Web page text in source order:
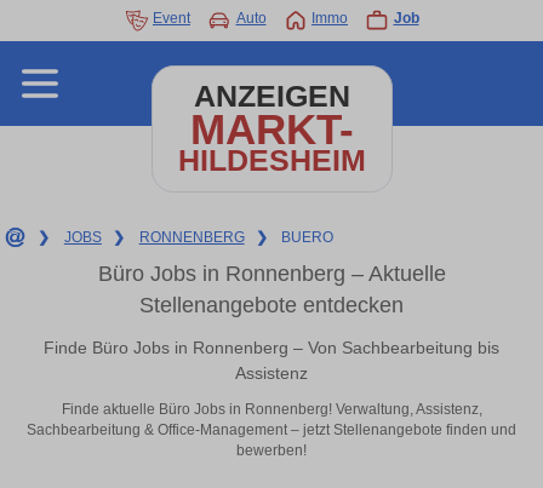
Event Auto Immo Job
ANZEIGEN
MARKT-
HILDESHEIM
❯ JOBS ❯ RONNENBERG ❯ BUERO
Büro Jobs in Ronnenberg – Aktuelle
Stellenangebote entdecken
Finde Büro Jobs in Ronnenberg – Von Sachbearbeitung bis
Assistenz
Finde aktuelle Büro Jobs in Ronnenberg! Verwaltung, Assistenz,
Sachbearbeitung & Office-Management – jetzt Stellenangebote finden und
bewerben!